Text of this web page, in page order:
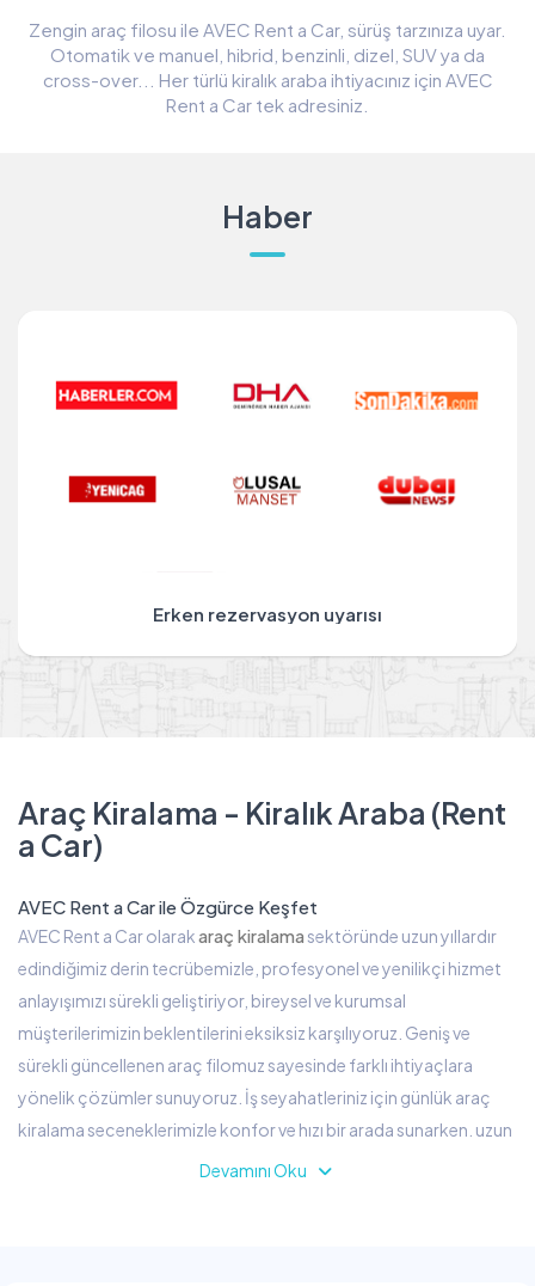
Zengin araç filosu ile AVEC Rent a Car, sürüş tarzınıza uyar.
Otomatik ve manuel, hibrid, benzinli, dizel, SUV ya da
cross-over... Her türlü kiralık araba ihtiyacınız için AVEC
Rent a Car tek adresiniz.
Haber
Erken rezervasyon uyarısı
Araç Kiralama - Kiralık Araba (Rent
a Car)
AVEC Rent a Car ile Özgürce Keşfet
AVEC Rent a Car olarakaraç kiralama sektöründe uzun yıllardır
edindiğimiz derin tecrübemizle, profesyonel ve yenilikçi hizmet
anlayışımızı sürekli geliştiriyor, bireysel ve kurumsal
müşterilerimizin beklentilerini eksiksiz karşılıyoruz. Geniş ve
sürekli güncellenen araç filomuz sayesinde farklı ihtiyaçlara
yönelik çözümler sunuyoruz. İş seyahatleriniz için günlük araç
kiralama seçeneklerimizle konfor ve hızı bir arada sunarken, uzun
tatillerinizi ve seyahatlerinizi daha ekonomik hale getiren haftalık
Devamını Oku